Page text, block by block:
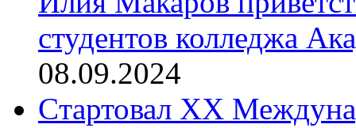
студентов колледжа
08.09.2024
Cтартовал XX